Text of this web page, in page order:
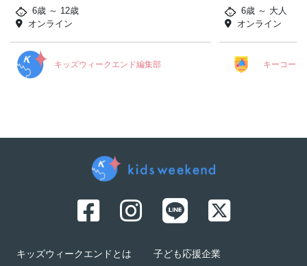
6歳 ～ 12歳
オンライン
キッズウィークエンド編集部
6歳 ～ 大人
オンライン
キーコーヒ
キッズウィークエンドとは
子ども応援企業